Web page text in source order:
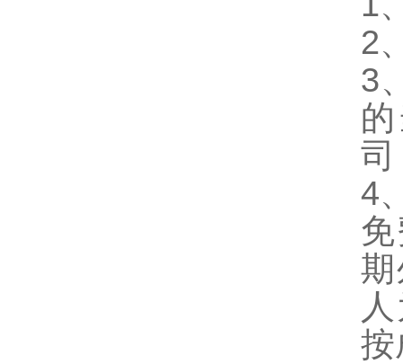
2
3
司
4
按